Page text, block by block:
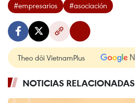
#empresarios #asociación
Theo dõi VietnamPlus
NOTICIAS RELACIONADAS